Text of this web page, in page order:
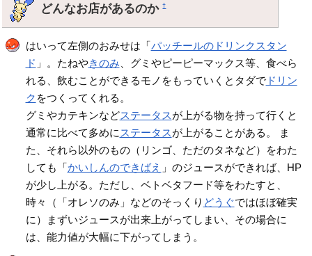
どんなお店があるのか†
はいって左側のおみせは「パッチールのドリンクスタン
ド 」。たねやきのみ 、グミやピーピーマックス等、食べら
れる、飲むことができるモノをもっていくとタダでドリン
ク をつくってくれる。
グミやカテキンなどステータスが上がる物を持って行くと
通常に比べて多めに ステータスが上がることがある。 ま
た、それら以外のもの（リンゴ、ただのタネなど）をわた
しても「かいしんのできばえ 」のジュースができれば、HP
が少し上がる。ただし、ベトベタフード等をわたすと、
時々（「オレソのみ」などのそっくり どうぐではほぼ確実
に）まずいジュースが出来上がってしまい、その場合に
は、能力値が大幅に下がってしまう。